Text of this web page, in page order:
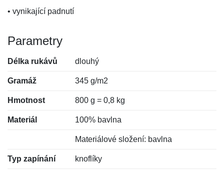
• vynikající padnutí
Parametry
Délka rukávů dlouhý
Gramáž 345 g/m2
Hmotnost 800 g = 0,8 kg
Materiál 100% bavlna
Materiálové složení: bavlna
Typ zapínání knoflíky